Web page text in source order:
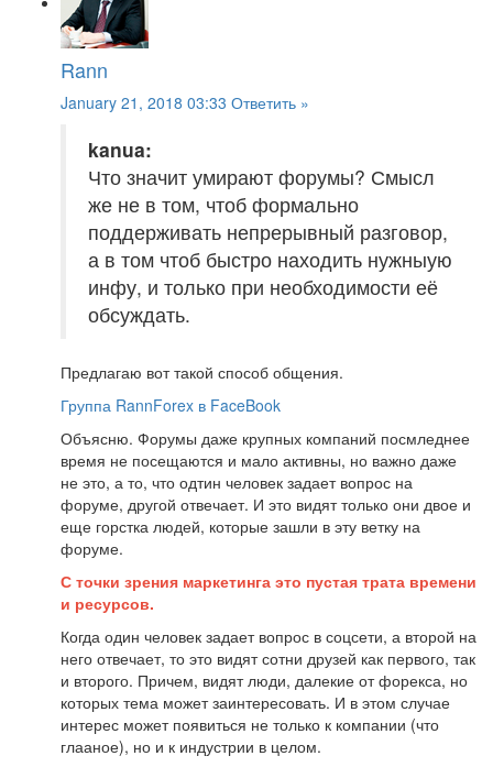
Rann
January 21, 2018 03:33 Ответить »
kanua:
Что значит умирают форумы? Смысл
же не в том, чтоб формально
поддерживать непрерывный разговор,
а в том чтоб быстро находить нужныую
инфу, и только при необходимости её
обсуждать.
Предлагаю вот такой способ общения.
Группа RannForex в FaceBook
Объясню. Форумы даже крупных компаний посмледнее
время не посещаются и мало активны, но важно даже
не это, а то, что одтин человек задает вопрос на
форуме, другой отвечает. И это видят только они двое и
еще горстка людей, которые зашли в эту ветку на
форуме.
С точки зрения маркетинга это пустая трата времени
и ресурсов.
Когда один человек задает вопрос в соцсети, а второй на
него отвечает, то это видят сотни друзей как первого, так
и второго. Причем, видят люди, далекие от форекса, но
которых тема может заинтересовать. И в этом случае
интерес может появиться не только к компании (что
глааное), но и к индустрии в целом.